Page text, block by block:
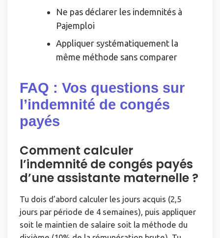
Ne pas déclarer les indemnités à
Pajemploi
Appliquer systématiquement la
même méthode sans comparer
FAQ : Vos questions sur
l’indemnité de congés
payés
Comment calculer
l’indemnité de congés payés
d’une assistante maternelle ?
Tu dois d’abord calculer les jours acquis (2,5
jours par période de 4 semaines), puis appliquer
soit le maintien de salaire soit la méthode du